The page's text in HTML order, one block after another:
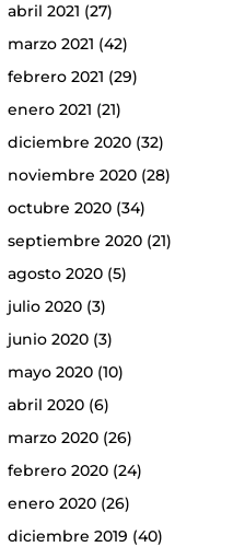
abril 2021 (27)
marzo 2021 (42)
febrero 2021 (29)
enero 2021 (21)
diciembre 2020(32)
noviembre 2020(28)
octubre 2020(34)
septiembre 2020(21)
agosto 2020(5)
julio 2020(3)
junio 2020(3)
mayo 2020(10)
abril 2020(6)
marzo 2020(26)
febrero 2020(24)
enero 2020(26)
diciembre 2019 (40)